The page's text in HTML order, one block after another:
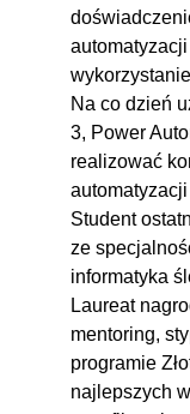
Na co dzień
3, Power
realizować
Student
ze
informatyka
Laureat
mentoring,
programie
najlepszych